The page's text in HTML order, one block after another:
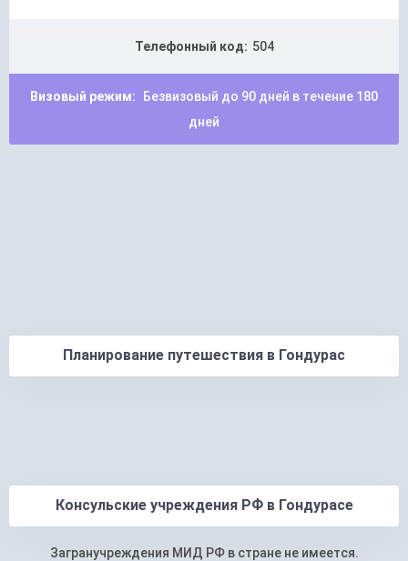
Телефонный код: 504
Визовый режим:
Безвизовый до 90 дней в течение 180
дней
Планирование путешествия в Гондурас
Консульские учреждения РФ в Гондурасе
Загранучреждения МИД РФ в стране не имеется.